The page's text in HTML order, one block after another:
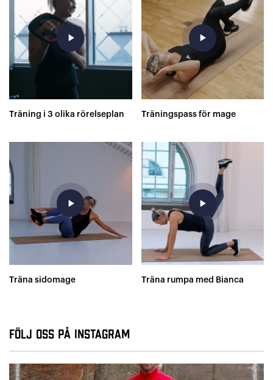
play_arrow
Träning i 3 olika rörelseplan
play_arrow
Träningspass för mage
play_arrow
Träna sidomage
play_arrow
Träna rumpa med Bianca
Följ oss på Instagram